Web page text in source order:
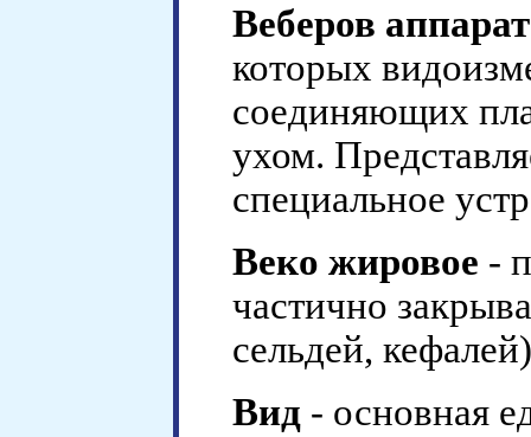
Веберов аппарат
которых
соединяющих
ухом.
специальное
Веко жировое -
частично
сельдей, кефалей)
Вид - основная